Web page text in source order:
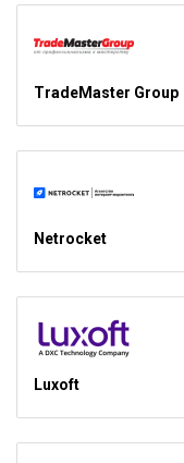
TradeMaster Group
Netrocket
Luxoft